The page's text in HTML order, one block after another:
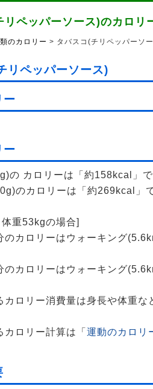
リペッパーソース)のカロリ
のカロリー > タバスコ(チリペッパーソ
リペッパーソース)
ー
ー
の カロリーは「約158kcal」
のカロリーは「約269kcal」
重53kgの場合]
のカロリーはウォーキング
のカロリーはウォーキング
ロリー消費量は身長や体重な
ロリー計算は「運動のカロリ